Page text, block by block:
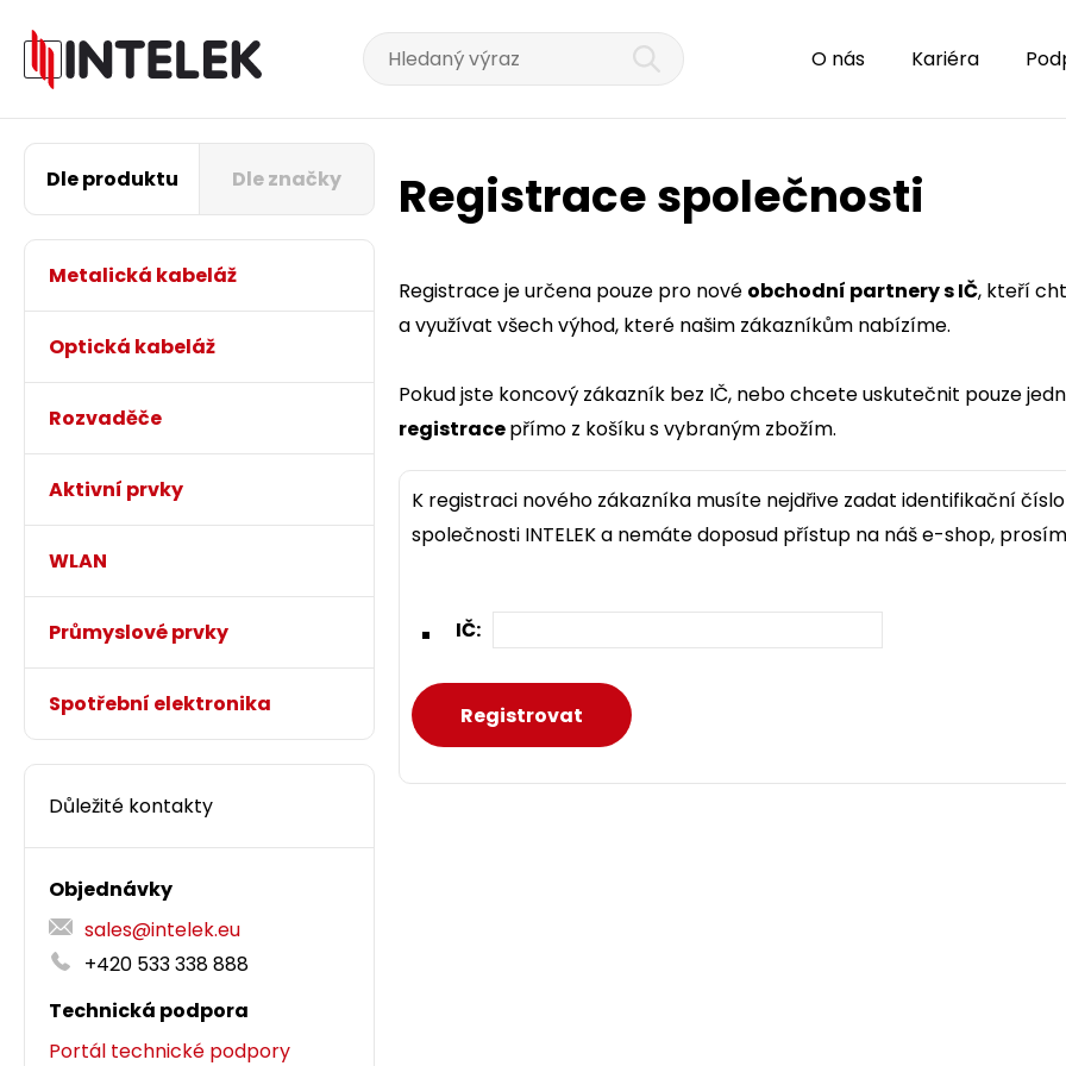
O nás Kariéra
Dle produktu Dle značky
Metalická kabeláž
Optická kabeláž
Rozvaděče
Aktivní prvky
WLAN
Průmyslové prvky
Spotřební elektronika
Důležité kontakty
Objednávky
sales@intelek.eu
+420 533 338 888
Technická podpora
Portál technické podpory
Registrace společnosti
Registrace je určena pouze pro nové obchodní partnery s IČ, kteří
a využívat všech výhod, které našim zákazníkům nabízíme.
Pokud jste koncový zákazník bez IČ, nebo chcete uskutečnit pouze
registracepřímo z košíku s vybraným zbožím.
K registraci nového zákazníka musíte nejdřive zadat identifikační
společnosti INTELEK a nemáte doposud přístup na náš e-shop,
IČ: